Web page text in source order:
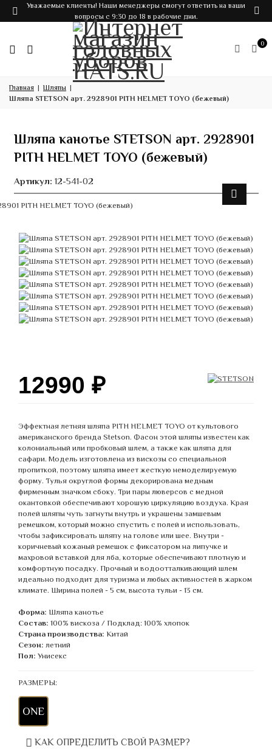
Уважаемые клиенты! Наши менеджеры смогут ответить на ваши
вопросы с 9:30 до 18 в рабочие дни.
0
Главная
Шляпы
Шляпа STETSON арт. 2928901 PITH HELMET TOYO (бежевый)
Шляпа канотье STETSON арт. 2928901
PITH HELMET TOYO (бежевый)
Артикул: 12-541-02
12990 ₽
Эффектная летняя шляпа PITH HELMET TOYO от культового
американского бренда Stetson. Фасон этой шляпы известен как
колониальный или пробковый шлем, а также как шляпа для
сафари. Модель изготовлена из вискозы со специальной
пропиткой, поэтому шляпа имеет жесткую немоделируемую
форму. Тулья округлой формы декорирована медным
фирменным значком сбоку. Три пары люверсов с медной
окантовкой обеспечивают хорошую циркуляцию воздуха. Края
полей шляпы чуть загнуты внутрь и украшены замшевым
ремешком, который можно спустить с полей и использовать,
чтобы зафиксировать шляпу на голове или шее. Внутри -
коричневый кожаный ремешок с фиксатором на липучке и
махровой вставкой для лба, которые обеспечивают плотную и
комфортную посадку. Прочный и водоотталкивающий шлем
идеально подходит для туризма и любых активностей в жарком
климате. Ширина полей - 5 см, высота тульи - 13 см.
Форма: Шляпа канотье
Состав: 100% вискоза / Подклад: 100% хлопок
Страна производства: Китай
Сезон: летний
Пол: Унисекс
РАЗМЕРЫ:
ONE
КАК ОПРЕДЕЛИТЬ СВОЙ РАЗМЕР?